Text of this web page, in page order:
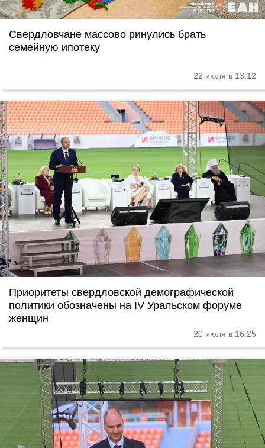
Свердловчане массово ринулись брать
семейную ипотеку
22 июля в 13:12
Приоритеты свердловской демографической
политики обозначены на IV Уральском форуме
женщин
20 июля в 16:25